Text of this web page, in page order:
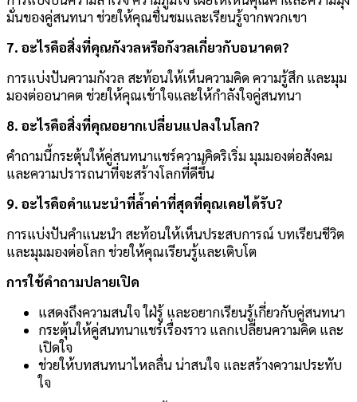
มั่นของคู่สนทนา ช่วยให้คุณชื่นชมและเรียนรู้จากพวกเขา
7. อะไรคือสิ่งที่คุณกังวลหรือกังวลเกี่ยวกับอนาคต?
การแบ่งปันความกังวล สะท้อนให้เห็นความคิด ความรู้สึก และมุม
มองต่ออนาคต ช่วยให้คุณเข้าใจและให้กำลังใจคู่สนทนา
8. อะไรคือสิ่งที่คุณอยากเปลี่ยนแปลงในโลก?
คำถามนี้กระตุ้นให้คู่สนทนาแชร์ความคิดริเริ่ม มุมมองต่อสังคม
และความปรารถนาที่จะสร้างโลกที่ดีขึ้น
9. อะไรคือคำแนะนำที่ล้ำค่าที่สุดที่คุณเคยได้รับ?
การแบ่งปันคำแนะนำ สะท้อนให้เห็นประสบการณ์ บทเรียนชีวิต
และมุมมองต่อโลก ช่วยให้คุณเรียนรู้และเติบโต
การใช้คำถามปลายเปิด
แสดงถึงความสนใจ ใฝ่รู้ และอยากเรียนรู้เกี่ยวกับคู่สนทนา
กระตุ้นให้คู่สนทนาแชร์เรื่องราว แลกเปลี่ยนความคิด และ
เปิดใจ
ช่วยให้บทสนทนาไหลลื่น น่าสนใจ และสร้างความประทับ
ใจ